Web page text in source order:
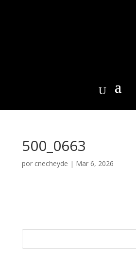
500_0663
por cnecheyde | Mar 6, 2026